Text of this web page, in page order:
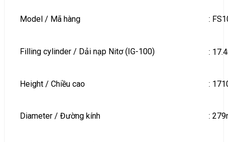
Model / Mã hàng :
Filling cylinder / Dải nạp Nitơ (IG-100) :
Height / Chiều cao :
Diameter / Đường kính :